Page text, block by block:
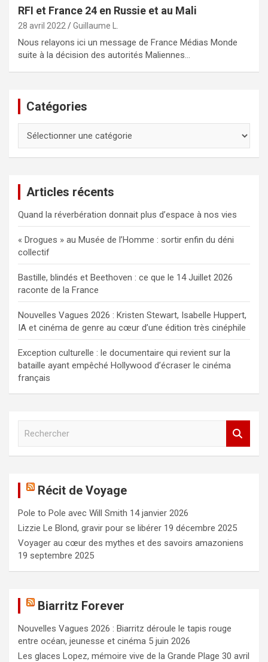
RFI et France 24 en Russie et au Mali
28 avril 2022 Guillaume L.
Nous relayons ici un message de France Médias Monde
suite à la décision des autorités Maliennes…
Catégories
Articles récents
Quand la réverbération donnait plus d’espace à nos vies
« Drogues » au Musée de l’Homme : sortir enfin du déni
collectif
Bastille, blindés et Beethoven : ce que le 14 Juillet 2026
raconte de la France
Nouvelles Vagues 2026 : Kristen Stewart, Isabelle Huppert,
IA et cinéma de genre au cœur d’une édition très cinéphile
Exception culturelle : le documentaire qui revient sur la
bataille ayant empêché Hollywood d’écraser le cinéma
français
c
h
e
r
Récit de Voyage
Pole to Pole avec Will Smith 14 janvier 2026
Lizzie Le Blond, gravir pour se libérer 19 décembre 2025
Voyager au cœur des mythes et des savoirs amazoniens
19 septembre 2025
Biarritz Forever
Nouvelles Vagues 2026 : Biarritz déroule le tapis rouge
entre océan, jeunesse et cinéma 5 juin 2026
Les glaces Lopez, mémoire vive de la Grande Plage 30 avril